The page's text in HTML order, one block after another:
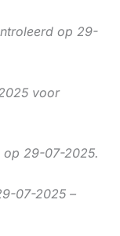
op 29-
voor
op 29-07-2025.
07-2025 –